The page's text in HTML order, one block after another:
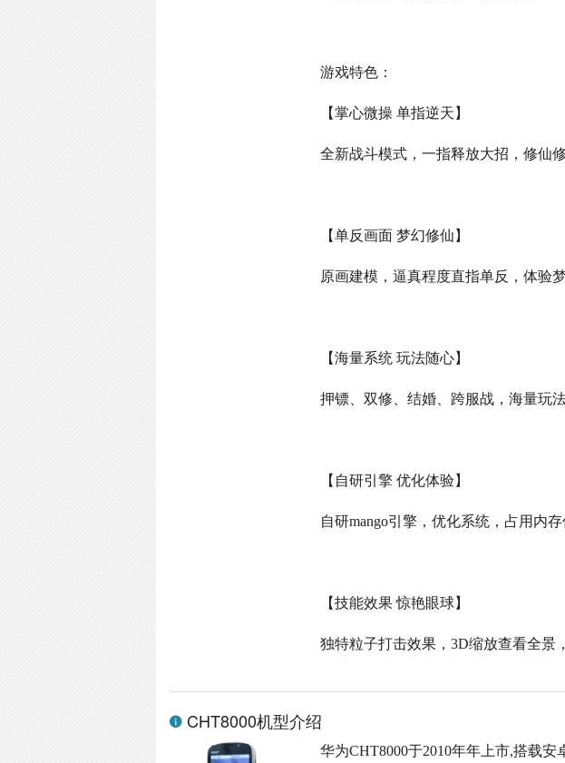
游戏特色：
【掌心微操 单指逆天】
全新战斗模式，一指释放大招，修仙
【单反画面 梦幻修仙】
原画建模，逼真程度直指单反，体验
【海量系统 玩法随心】
押镖、双修、结婚、跨服战，海量玩
【自研引擎 优化体验】
自研mango引擎，优化系统，占用内存
【技能效果 惊艳眼球】
独特粒子打击效果，3D缩放查看全景
CHT8000机型介绍
华为CHT8000于2010年年上市,搭载安